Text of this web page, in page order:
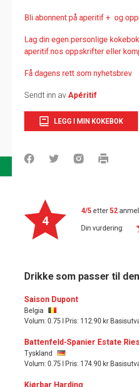
Bli abonnent på aperitif + og
Lag din egen personlige
aperitif.nos oppskrifter eller
Få dagens rett som nyhetsbrev
Sendt inn av Apéritif
LEGG I MIN KOKEBOK
4
4/5 etter52
Din vurdering:
Drikke som passer til
Saison Dupont
Belgia
Volum: 0.75 l Pris: 112.90 kr
Battenfeld-Spanier Estate
Tyskland
Volum: 0.75 l Pris: 174.90 kr
Kjørbar Harding